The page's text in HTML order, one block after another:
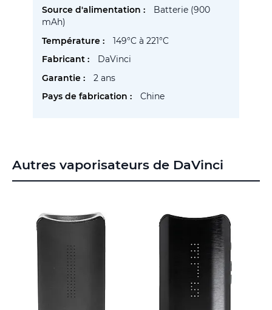
Batterie (900
mAh)
149°C à 221°C
DaVinci
2 ans
Chine
Autres vaporisateurs de DaVinci